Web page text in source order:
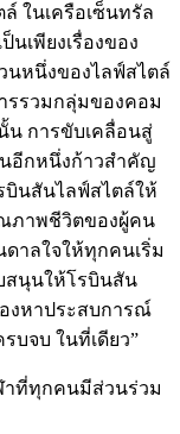
ในเครือเซ็นทรัล
นเพียงเรื่องของ
นหนึ่งของไลฟ์สไตล์
รรวมกลุ่มของคอม
น การขับเคลื่อนสู่
ป็นอีกหนึ่งก้าวสำคัญ
บินสันไลฟ์สไตล์ให้
ภาพชีวิตของผู้คน
าลใจให้ทุกคนเริ่ม
สนุนให้โรบินสัน
งหาประสบการณ์
บจบ ในที่เดียว”
าที่ทุกคนมีส่วนร่วม